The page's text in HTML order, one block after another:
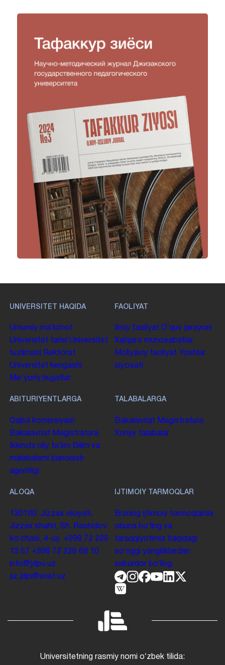
UNIVERSITET HAQIDA
Umumiy maʼlumot
Universitet tarixi Universitet
tuzilmasi
Rektorat
Universitet kengashi
Me'yoriy hujjatlar
FAOLIYAT
Ilmiy faoliyat Oʻquv jarayoni
Xalqaro munosabatlar
Moliyaviy faoliyat Yoshlar
siyosati
ABITURIYENTLARGA
Qabul komissiyasi
Bakalavriat Magistratura
Ikkinchi oliy taʼlim Bilim va
malakalarni baholash
agentligi
TALABALARGA
Bakalavriat Magistratura
Xorijiy talabalar
ALOQA
130100. Jizzax viloyati,
Jizzax shahri, Sh. Rashidov
koʻchasi, 4-uy. +998 72 226
13 57 +998 72 226 68 10
info@jdpu.uz
jiz.jdpi@exat.uz
IJTIMOIY TARMOQLAR
Bizning ijtimoiy tarmoqlarda
obuna boʻling va
taraqqiyotimiz haqidagi
soʻnggi yangiliklardan
xabardor boʻling.
Universitetning rasmiy nomi oʻzbek tilida: